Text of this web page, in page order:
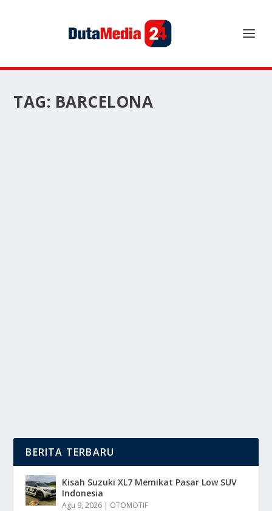
TAG: BARCELONA
BERITA TERBARU
Kisah Suzuki XL7 Memikat Pasar Low SUV
Indonesia
Agu 9, 2026 | OTOMOTIF